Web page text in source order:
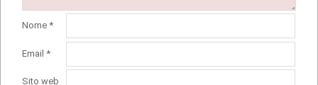
Nome *
Email *
Sito web